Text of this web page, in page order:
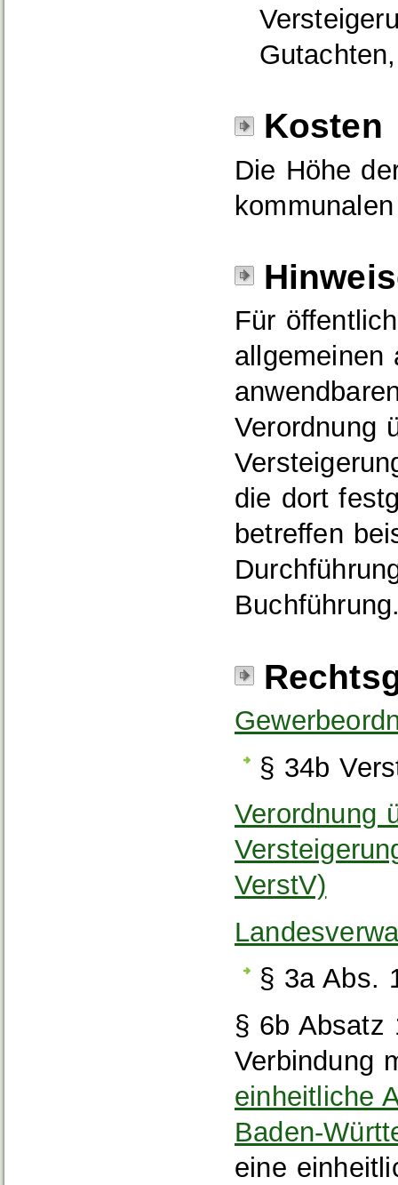
Kosten
Die Höhe
Für
allgemeinen
Verordnung
die dort
betreffen
§ 34b
Verordnung
VerstV)
§ 3a Abs.
§ 6b Absatz
Verbindung
einheitliche
Baden-
eine